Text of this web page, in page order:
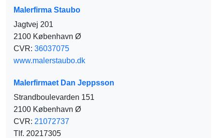
Malerfirma Staubo
Jagtvej 201
2100 København Ø
CVR: 36037075
www.malerstaubo.dk
Malerfirmaet Dan Jeppsson
Strandboulevarden 151
2100 København Ø
CVR: 21072737
Tlf. 20217305